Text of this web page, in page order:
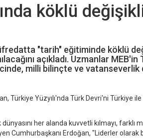
köklü
"tarih" eğitiminde köklü
açıkladı. Uzmanlar MEB'in
milli bilinçte ve
Türkiye Yüzyılı'nda Türk Devri'ni Türkiye
her alanda kuvvetli kılmayı, farklı
Cumhurbaşkanı Erdoğan, "Liderler olarak